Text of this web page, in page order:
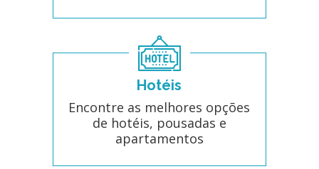
Hotéis
Encontre as melhores opções
de hotéis, pousadas e
apartamentos